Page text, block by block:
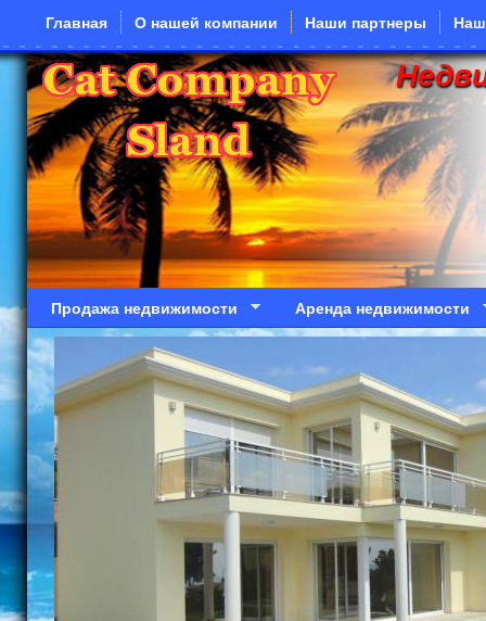
Перейти к основному содержанию
Главная О нашей компании Наши партнеры
Продажа недвижимости Аренда недвижимости